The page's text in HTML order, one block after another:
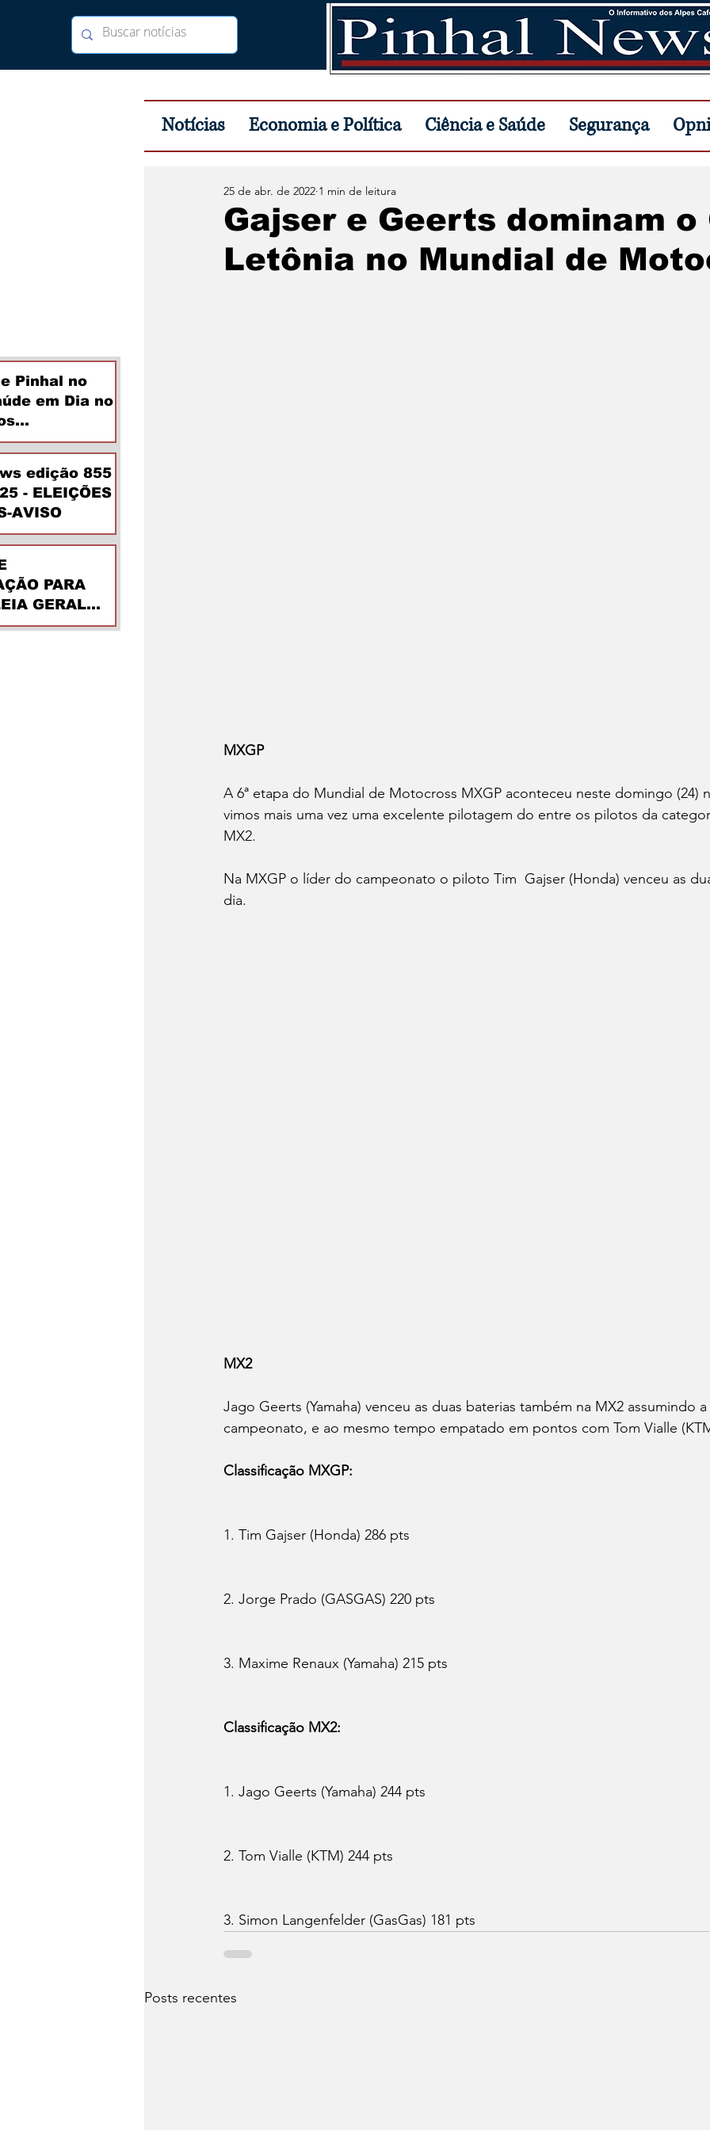
Notícias Economia e Política Ciência e Saúde Segurança
Pinhal no
em Dia no
edição 855
- ELEIÇÕES
AVISO
PARA
GERAL
Gajser e Geerts dominam o
Letônia no Mundial de
25 de abr. de 2022 1 min de leitura
MXGP
A 6ª etapa do Mundial de Motocross MXGP aconteceu neste domingo (24)
vimos mais uma vez uma excelente pilotagem do entre os pilotos da
MX2.
Na MXGP o líder do campeonato o piloto Tim  Gajser (Honda) venceu as
dia.
MX2
Jago Geerts (Yamaha) venceu as duas baterias também na MX2 assumindo
campeonato, e ao mesmo tempo empatado em pontos com Tom Vialle
Classificação MXGP:
1. Tim Gajser (Honda) 286 pts
2. Jorge Prado (GASGAS) 220 pts
3. Maxime Renaux (Yamaha) 215 pts
Classificação MX2:
1. Jago Geerts (Yamaha) 244 pts
2. Tom Vialle (KTM) 244 pts
3. Simon Langenfelder (GasGas) 181 pts
Posts recentes